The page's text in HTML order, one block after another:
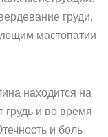
груди.
мастопатии
находится на
и во время
и боль